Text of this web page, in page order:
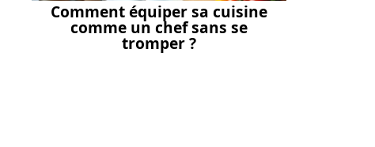
Comment équiper sa cuisine
comme un chef sans se
tromper ?